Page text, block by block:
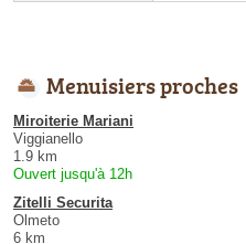
Menuisiers proches
Miroiterie Mariani
Viggianello
1.9 km
Ouvert jusqu'à 12h
Zitelli Securita
Olmeto
6 km